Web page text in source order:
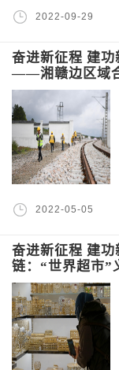
2022-09-29
奋进新征程 建功
——湘赣边区域
2022-05-05
奋进新征程 建功
链：“世界超市”